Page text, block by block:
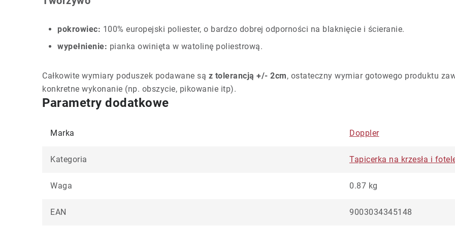
pokrowiec: 100% europejski poliester, o bardzo dobrej odporności na blaknięcie i ścieranie.
wypełnienie: pianka owinięta w watolinę poliestrową.
Całkowite wymiary poduszek podawane są z tolerancją +/- 2cm, ostateczny wymiar gotowego produktu
konkretne wykonanie (np. obszycie, pikowanie itp).
Parametry dodatkowe
Marka Doppler
Kategoria Tapicerka na krzesła i
Waga 0.87 kg
EAN 9003034345148